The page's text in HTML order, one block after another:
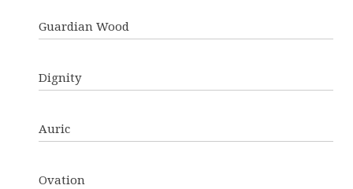
Guardian Wood
Dignity
Auric
Ovation